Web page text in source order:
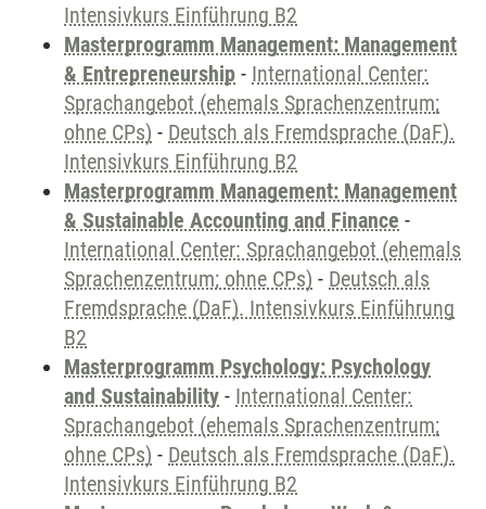
Intensivkurs Einführung B2
Masterprogramm Management: Management
& Entrepreneurship - International Center:
Sprachangebot (ehemals Sprachenzentrum;
ohne CPs) - Deutsch als Fremdsprache (DaF).
Intensivkurs Einführung B2
Masterprogramm Management: Management
& Sustainable Accounting and Finance -
International Center: Sprachangebot (ehemals
Sprachenzentrum; ohne CPs) - Deutsch als
Fremdsprache (DaF). Intensivkurs Einführung
B2
Masterprogramm Psychology: Psychology
and Sustainability - International Center:
Sprachangebot (ehemals Sprachenzentrum;
ohne CPs) - Deutsch als Fremdsprache (DaF).
Intensivkurs Einführung B2